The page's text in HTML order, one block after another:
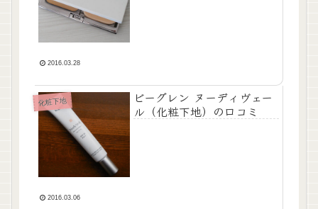
2016.03.28
化粧下地
ビーグレン ヌーディヴェー
ル（化粧下地）の口コミ
2016.03.06